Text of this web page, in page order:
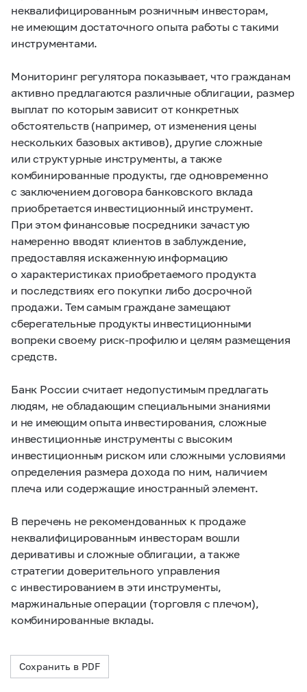
неквалифицированным розничным инвесторам,
не имеющим достаточного опыта работы с такими
инструментами.
Мониторинг регулятора показывает, что гражданам
активно предлагаются различные облигации, размер
выплат по которым зависит от конкретных
обстоятельств (например, от изменения цены
нескольких базовых активов), другие сложные
или структурные инструменты, а также
комбинированные продукты, где одновременно
с заключением договора банковского вклада
приобретается инвестиционный инструмент.
При этом финансовые посредники зачастую
намеренно вводят клиентов в заблуждение,
предоставляя искаженную информацию
о характеристиках приобретаемого продукта
и последствиях его покупки либо досрочной
продажи. Тем самым граждане замещают
сберегательные продукты инвестиционными
вопреки своему риск-профилю и целям размещения
средств.
Банк России считает недопустимым предлагать
людям, не обладающим специальными знаниями
и не имеющим опыта инвестирования, сложные
инвестиционные инструменты с высоким
инвестиционным риском или сложными условиями
определения размера дохода по ним, наличием
плеча или содержащие иностранный элемент.
В перечень не рекомендованных к продаже
неквалифицированным инвесторам вошли
деривативы и сложные облигации, а также
стратегии доверительного управления
с инвестированием в эти инструменты,
маржинальные операции (торговля с плечом),
комбинированные вклады.
Сохранить в PDF